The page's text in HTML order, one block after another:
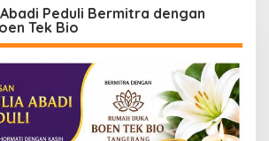
Peduli Bermitra dengan
Tek Bio